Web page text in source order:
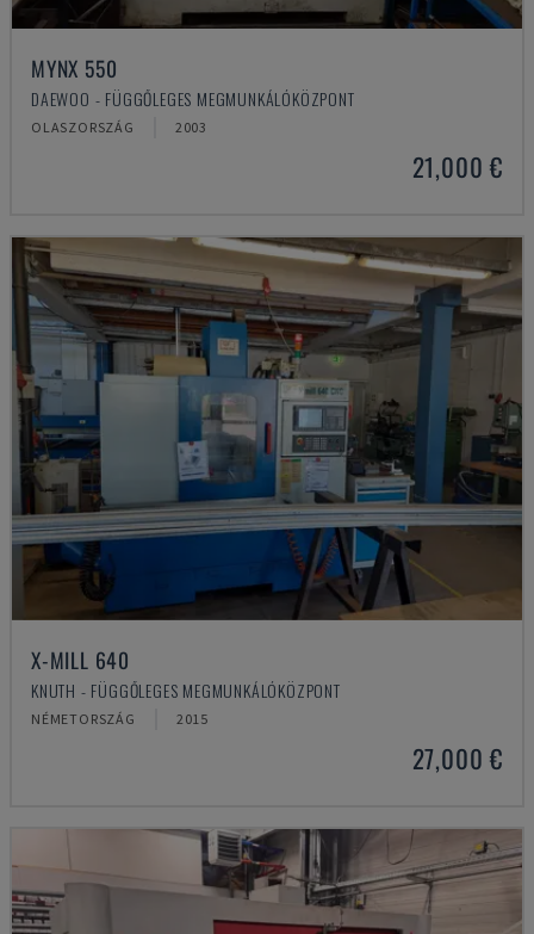
MYNX 550
DAEWOO - FÜGGŐLEGES MEGMUNKÁLÓKÖZPONT
OLASZORSZÁG 2003
21,000 €
X-MILL 640
KNUTH - FÜGGŐLEGES MEGMUNKÁLÓKÖZPONT
NÉMETORSZÁG 2015
27,000 €